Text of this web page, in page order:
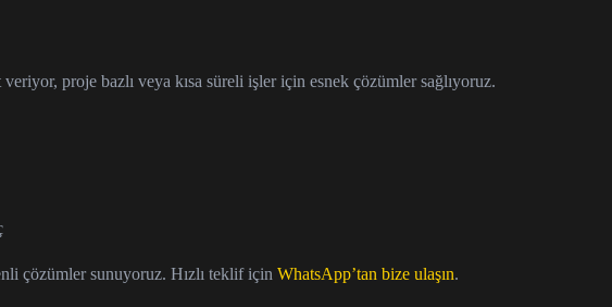
proje bazlı veya kısa süreli işler için esnek çözümler sağlıyoruz.
çözümler sunuyoruz. Hızlı teklif için WhatsApp’tan bize ulaşın.